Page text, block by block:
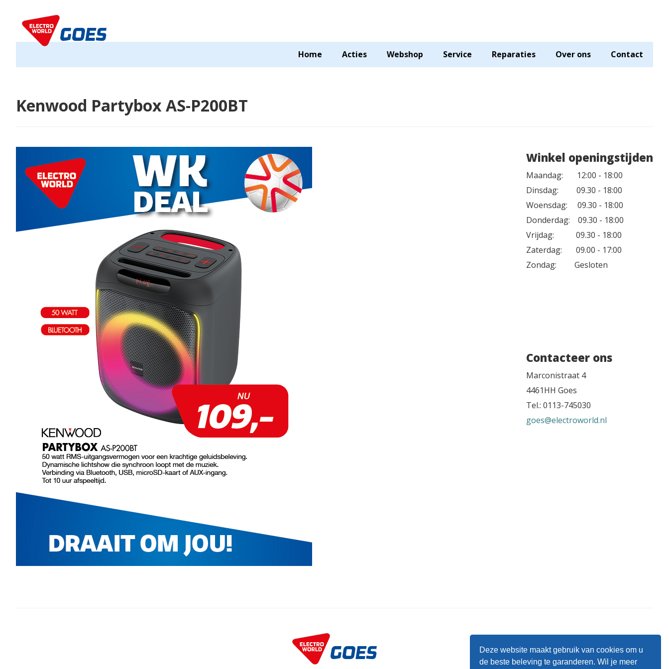
Deze website maakt gebruik van cookies om u
de beste beleving te garanderen. Wil je meer
Home Acties Webshop Service Reparaties Over ons Contact
Kenwood Partybox AS-P200BT
Winkel openingstijden
Maandag: 12:00 - 18:00
Dinsdag: 09.30 - 18:00
Woensdag: 09.30 - 18:00
Donderdag: 09.30 - 18:00
Vrijdag: 09.30 - 18:00
Zaterdag: 09.00 - 17:00
Zondag: Gesloten
Contacteer ons
Marconistraat 4
4461HH Goes
Tel.: 0113-745030
goes@electroworld.nl